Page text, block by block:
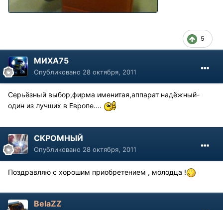
5
МИХА75
Опубликовано 28 октября, 2011
Серьёзный выбор,фирма именитая,аппарат надёжный-
один из лучших в Европе....
СКРОМНЫЙ
Опубликовано 28 октября, 2011
Поздравляю с хорошим приобретением , молодца !
BelaZZ